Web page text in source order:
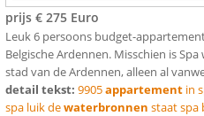
prijs € 275 Euro
Leuk 6 persoons budget-
Belgische Ardennen. Misschien is
stad van de Ardennen, alleen al
detail tekst: 9905appartement in
spa luik dewaterbronnen staat spa